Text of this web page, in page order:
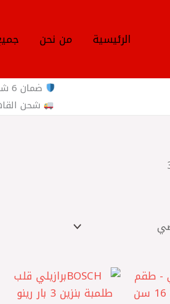
الرئيسية من نحن
ضمان 6 شهور
شحن القاهرة